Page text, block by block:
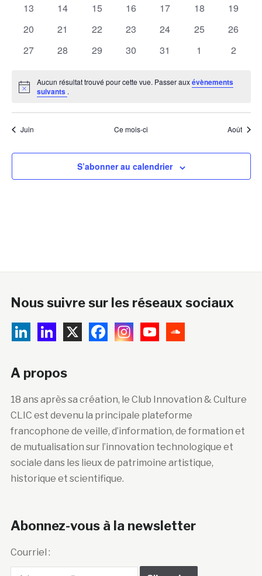
0
13
0
14
0
15
0
16
0
17
0
18
0
19
0
20
0
21
0
22
0
23
0
24
0
25
0
26
0
27
0
28
0
29
0
30
0
31
0
1
0
2
Notice
Aucun résultat trouvé pour cette vue. Passer auxévènements
suivants .
Juin Ce mois-ci Août
S’abonner au calendrier
Nous suivre sur les réseaux sociaux
A propos
18 ans après sa création, le Club Innovation & Culture
CLIC est devenu la principale plateforme
francophone de veille, d’information, de formation et
de mutualisation sur l’innovation technologique et
sociale dans les lieux de patrimoine artistique,
historique et scientifique.
Abonnez-vous à la newsletter
Courriel :